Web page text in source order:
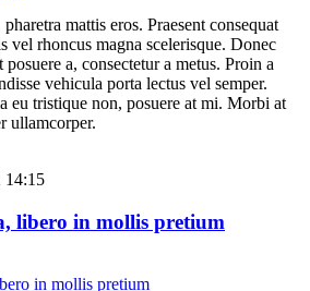
mattis eros. Praesent consequat
vel rhoncus magna scelerisque. Donec
a, consectetur a metus. Proin a
vehicula porta lectus vel semper.
eu tristique non, posuere at mi. Morbi at
ullamcorper.
14:15
libero in mollis pretium